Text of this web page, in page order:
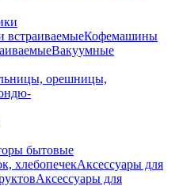
встраиваемыеКофемашины
Вакуумные
орешницы,
бытовые
хлебопечекАксессуары для
Аксессуары для